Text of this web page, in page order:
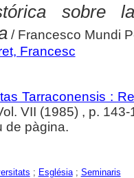
sobre
/ Francesco Mundi
Francesc
Tarraconensis :
VII (1985) , p. 143-
de pàgina.
; Església; Seminaris